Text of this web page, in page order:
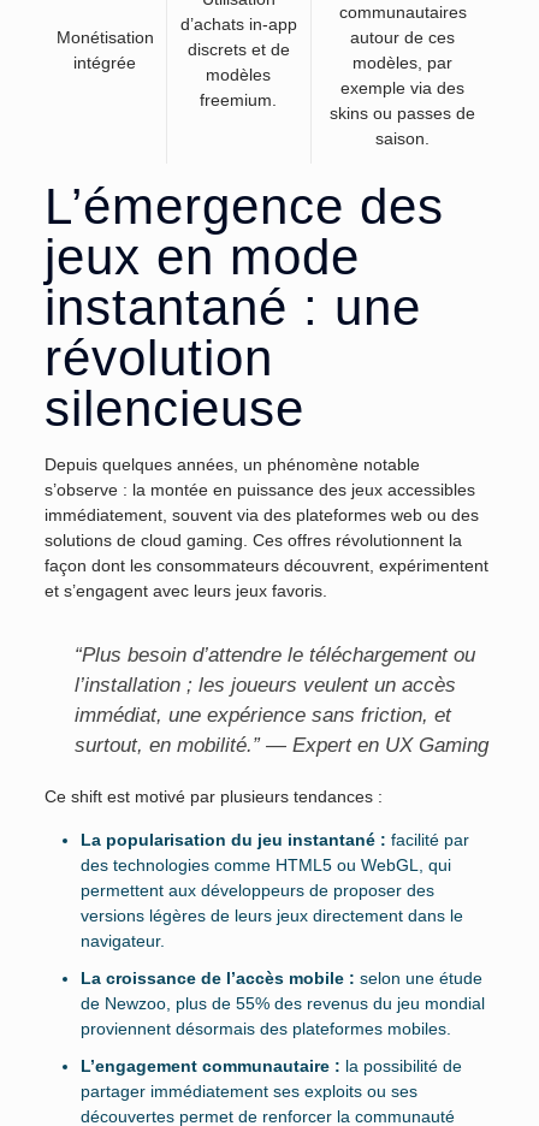
Monétisation
intégrée
d’achats in-app
discrets et de
modèles
freemium.
communautaires
autour de ces
modèles, par
exemple via des
skins ou passes de
saison.
L’émergence des
jeux en mode
instantané : une
révolution
silencieuse
Depuis quelques années, un phénomène notable
s’observe : la montée en puissance des jeux accessibles
immédiatement, souvent via des plateformes web ou des
solutions de cloud gaming. Ces offres révolutionnent la
façon dont les consommateurs découvrent, expérimentent
et s’engagent avec leurs jeux favoris.
“Plus besoin d’attendre le téléchargement ou
l’installation ; les joueurs veulent un accès
immédiat, une expérience sans friction, et
surtout, en mobilité.” — Expert en UX Gaming
Ce shift est motivé par plusieurs tendances :
La popularisation du jeu instantané : facilité par
des technologies comme HTML5 ou WebGL, qui
permettent aux développeurs de proposer des
versions légères de leurs jeux directement dans le
navigateur.
La croissance de l’accès mobile : selon une étude
de Newzoo, plus de 55%des revenus du jeu mondial
proviennent désormais des plateformes mobiles.
L’engagement communautaire : la possibilité de
partager immédiatement ses exploits ou ses
découvertes permet de renforcer la communauté